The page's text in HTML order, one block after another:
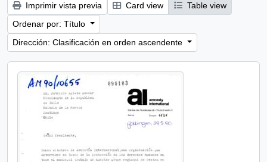
Imprimir vista previa Card view
Table view
Ordenar por: Título
Dirección: Clasificación en orden ascendente